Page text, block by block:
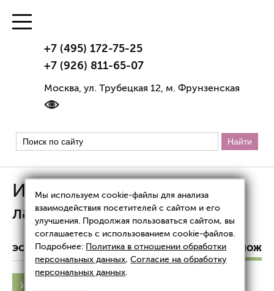
+7 (495) 172-75-25
+7 (926) 811-65-07
Москва, ул. Трубецкая 12, м. Фрунзенская
Интимное омоложение
лазером
ЭСТЕТИЧЕСКАЯ ГИНЕКОЛОГИЯ ИНТИМНОЕ
Интимное омоложение
Мы используем cookie-файлы для анализа
взаимодействия посетителей с сайтом и его
улучшения. Продолжая пользоваться сайтом, вы
соглашаетесь с использованием cookie-файлов.
Подробнее: Политика в отношении обработки
персональных данных,Согласие на обработку
персональных данных.